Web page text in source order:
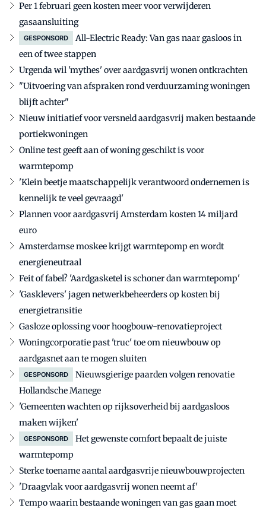
Per 1 februari geen kosten meer voor verwijderen
gasaansluiting
GESPONSORD
All-Electric Ready: Van gas naar gasloos in
een of twee stappen
Urgenda wil 'mythes' over aardgasvrij wonen ontkrachten
"Uitvoering van afspraken rond verduurzaming woningen
blijft achter"
Nieuw initiatief voor versneld aardgasvrij maken bestaande
portiekwoningen
Online test geeft aan of woning geschikt is voor
warmtepomp
'Klein beetje maatschappelijk verantwoord ondernemen is
kennelijk te veel gevraagd'
Plannen voor aardgasvrij Amsterdam kosten 14 miljard
euro
Amsterdamse moskee krijgt warmtepomp en wordt
energieneutraal
Feit of fabel? 'Aardgasketel is schoner dan warmtepomp'
'Gasklevers' jagen netwerkbeheerders op kosten bij
energietransitie
Gasloze oplossing voor hoogbouw-renovatieproject
Woningcorporatie past 'truc' toe om nieuwbouw op
aardgasnet aan te mogen sluiten
GESPONSORD
Nieuwsgierige paarden volgen renovatie
Hollandsche Manege
'Gemeenten wachten op rijksoverheid bij aardgasloos
maken wijken'
GESPONSORD
Het gewenste comfort bepaalt de juiste
warmtepomp
Sterke toename aantal aardgasvrije nieuwbouwprojecten
'Draagvlak voor aardgasvrij wonen neemt af'
Tempo waarin bestaande woningen van gas gaan moet